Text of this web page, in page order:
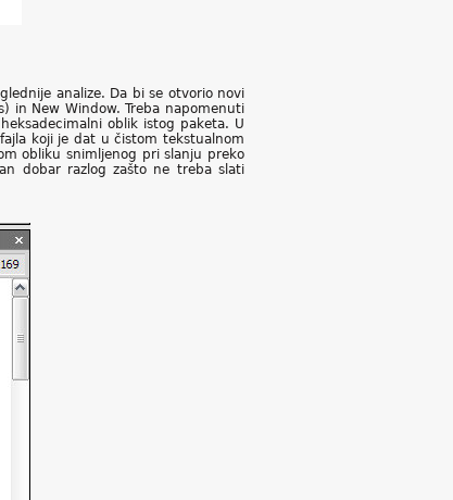
analize. Da bi se otvorio novi
in New Window. Treba napomenuti
oblik istog paketa. U
koji je dat u čistom tekstualnom
obliku snimljenog pri slanju preko
dobar razlog zašto ne treba slati